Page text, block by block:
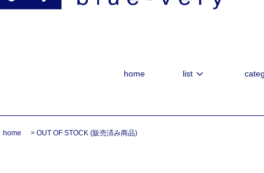
home list
home > OUT OF STOCK (販売済み商品)